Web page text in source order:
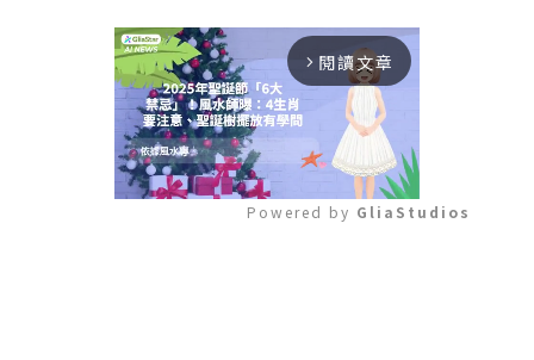
arrow_forward_ios 閱讀文章
Powered by GliaStudios